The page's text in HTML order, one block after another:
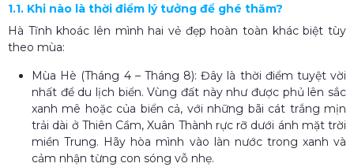
1.1. Khi nào là thời điểm lý tưởng để ghé thăm?
Hà Tĩnh khoác lên mình hai vẻ đẹp hoàn toàn khác biệt tùy
theo mùa:
Mùa Hè (Tháng 4 – Tháng 8): Đây là thời điểm tuyệt vời
nhất để du lịch biển. Vùng đất này như được phủ lên sắc
xanh mê hoặc của biển cả, với những bãi cát trắng mịn
trải dài ở Thiên Cầm, Xuân Thành rực rỡ dưới ánh mặt trời
miền Trung. Hãy hòa mình vào làn nước trong xanh và
cảm nhận từng con sóng vỗ nhẹ.